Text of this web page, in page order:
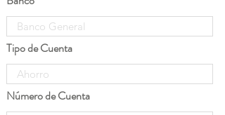
Tipo de Cuenta
Número de Cuenta